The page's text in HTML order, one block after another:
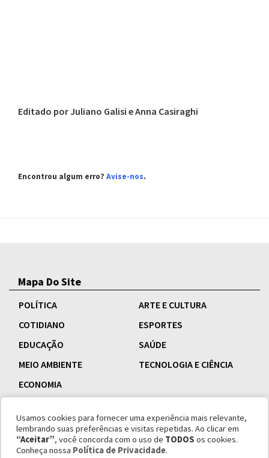
Editado por Juliano Galisi e Anna Casiraghi
Encontrou algum erro? Avise-nos.
Mapa Do Site
POLÍTICA
ARTE E CULTURA
COTIDIANO
ESPORTES
EDUCAÇÃO
SAÚDE
MEIO AMBIENTE
TECNOLOGIA E CIÊNCIA
ECONOMIA
Usamos cookies para fornecer uma experiência mais relevante,
lembrando suas preferências e visitas repetidas. Ao clicar em
“Aceitar”, você concorda com o uso de TODOS os cookies.
Conheça nossa Política de Privacidade.